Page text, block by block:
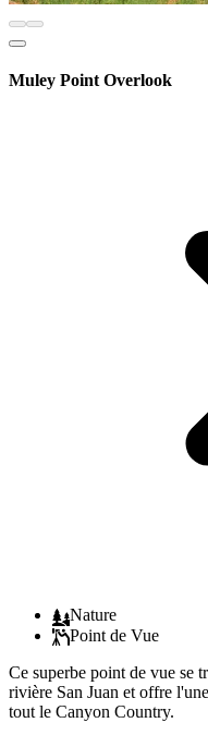
Muley Point Overlook
Nature
Point de Vue
Ce superbe point de vue se
rivière San Juan et offre
tout le Canyon Country.